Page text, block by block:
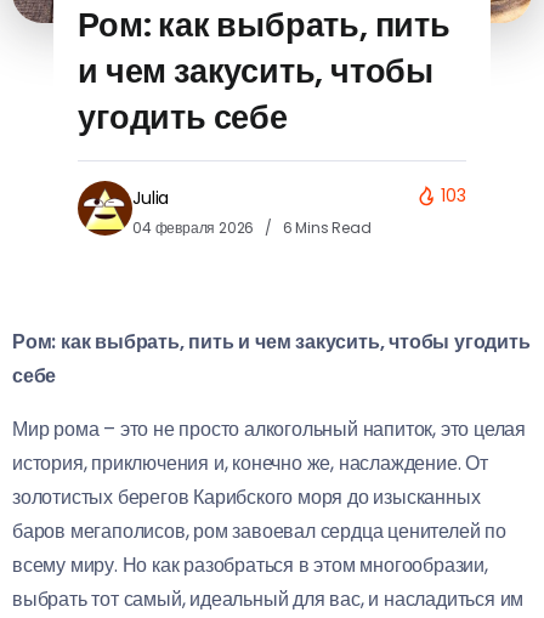
Ром: как выбрать, пить
и чем закусить, чтобы
угодить себе
Julia
04 февраля 2026 6 Mins Read
103
Ром: как выбрать, пить и чем закусить, чтобы угодить
себе
Мир рома – это не просто алкогольный напиток, это целая
история, приключения и, конечно же, наслаждение. От
золотистых берегов Карибского моря до изысканных
баров мегаполисов, ром завоевал сердца ценителей по
всему миру. Но как разобраться в этом многообразии,
выбрать тот самый, идеальный для вас, и насладиться им